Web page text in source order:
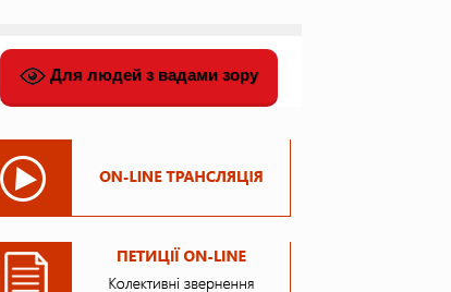
Для людей з вадами зору